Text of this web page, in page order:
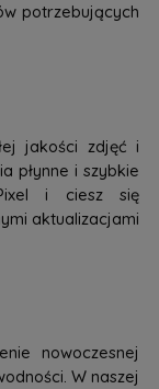
potrzebujących
jakości zdjęć i
płynne i szybkie
i ciesz się
aktualizacjami
nowoczesnej
W naszej